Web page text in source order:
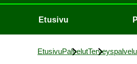
Etusi­vu
Etusi­vuPal­ve­lut